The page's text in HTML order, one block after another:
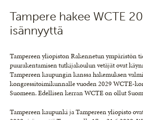
Tampere hakee WCTE
isännyyttä
Tampereen yliopiston Rakennetun ympäristön
puurakentamisen tutkijakoulun vetäjät ovat
Tampereen kaupungin kanssa hakemuksen
kongressitoimikunnalle vuoden 2029 WCTE-
Suomeen. Edellisen kerran WCTE on ollut
Tampereen kaupunki ja Tampereen yliopisto